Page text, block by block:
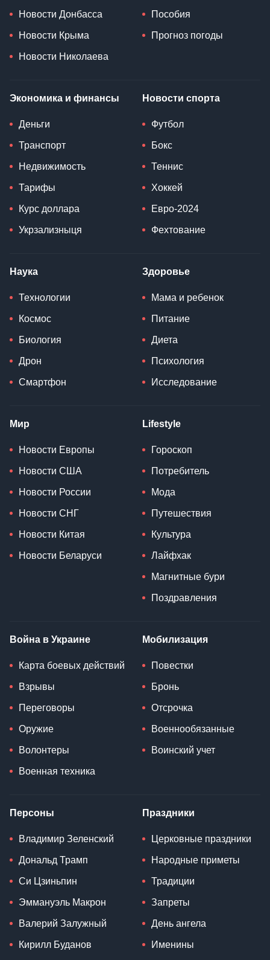
Новости Донбасса
Новости Крыма
Новости Николаева
Пособия
Прогноз погоды
Экономика и финансы
Деньги
Транспорт
Недвижимость
Тарифы
Курс доллара
Укрзализныця
Новости спорта
Футбол
Бокс
Теннис
Хоккей
Евро-2024
Фехтование
Наука
Технологии
Космос
Биология
Дрон
Смартфон
Здоровье
Мама и ребенок
Питание
Диета
Психология
Исследование
Мир
Новости Европы
Новости США
Новости России
Новости СНГ
Новости Китая
Новости Беларуси
Lifestyle
Гороскоп
Потребитель
Мода
Путешествия
Культура
Лайфхак
Магнитные бури
Поздравления
Война в Украине
Карта боевых действий
Взрывы
Переговоры
Оружие
Волонтеры
Военная техника
Мобилизация
Повестки
Бронь
Отсрочка
Военнообязанные
Воинский учет
Персоны
Владимир Зеленский
Дональд Трамп
Си Цзиньпин
Эммануэль Макрон
Валерий Залужный
Кирилл Буданов
Праздники
Церковные праздники
Народные приметы
Традиции
Запреты
День ангела
Именины